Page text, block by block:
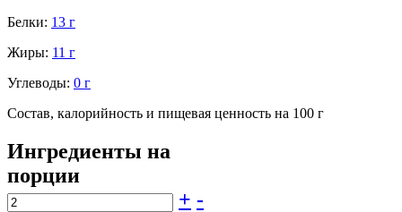
Белки: 13 г
Жиры: 11 г
Углеводы: 0 г
Состав, калорийность и пищевая ценность на 100 г
Ингредиенты на
порции
+ -